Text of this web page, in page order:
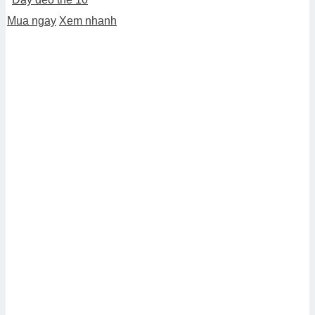
Mua ngay Xem nhanh